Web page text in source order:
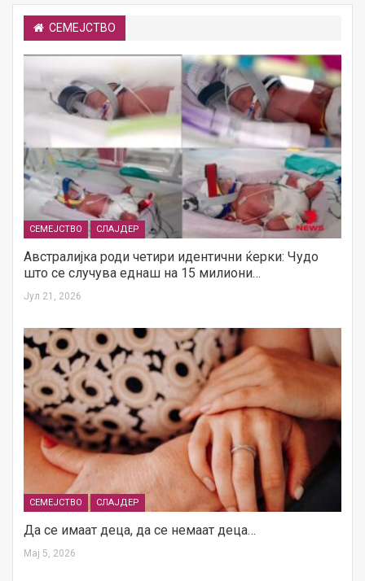
СЕМЕЈСТВО
СЕМЕЈСТВО СЛАЈДЕР
Австралијка роди четири идентични ќерки: Чудо
што се случува еднаш на 15 милиони…
Јул 21, 2026
СЕМЕЈСТВО СЛАЈДЕР
Да се имаат деца, да се немаат деца…
Мај 5, 2026